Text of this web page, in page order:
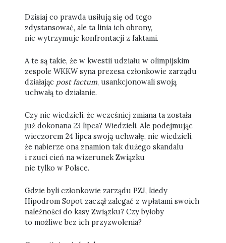
Dzisiaj co prawda usiłują się od tego
zdystansować, ale ta linia ich obrony,
nie wytrzymuje konfrontacji z faktami.
A te są takie, że w kwestii udziału w olimpijskim
zespole WKKW syna prezesa członkowie zarządu
działając post factum, usankcjonowali swoją
uchwałą to działanie.
Czy nie wiedzieli, że wcześniej zmiana ta została
już dokonana 23 lipca? Wiedzieli. Ale podejmując
wieczorem 24 lipca swoją uchwałę, nie wiedzieli,
że nabierze ona znamion tak dużego skandalu
i rzuci cień na wizerunek Związku
nie tylko w Polsce.
Gdzie byli członkowie zarządu PZJ, kiedy
Hipodrom Sopot zaczął zalegać z wpłatami swoich
należności do kasy Związku? Czy byłoby
to możliwe bez ich przyzwolenia?